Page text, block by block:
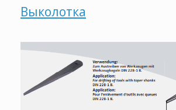
Выколотка